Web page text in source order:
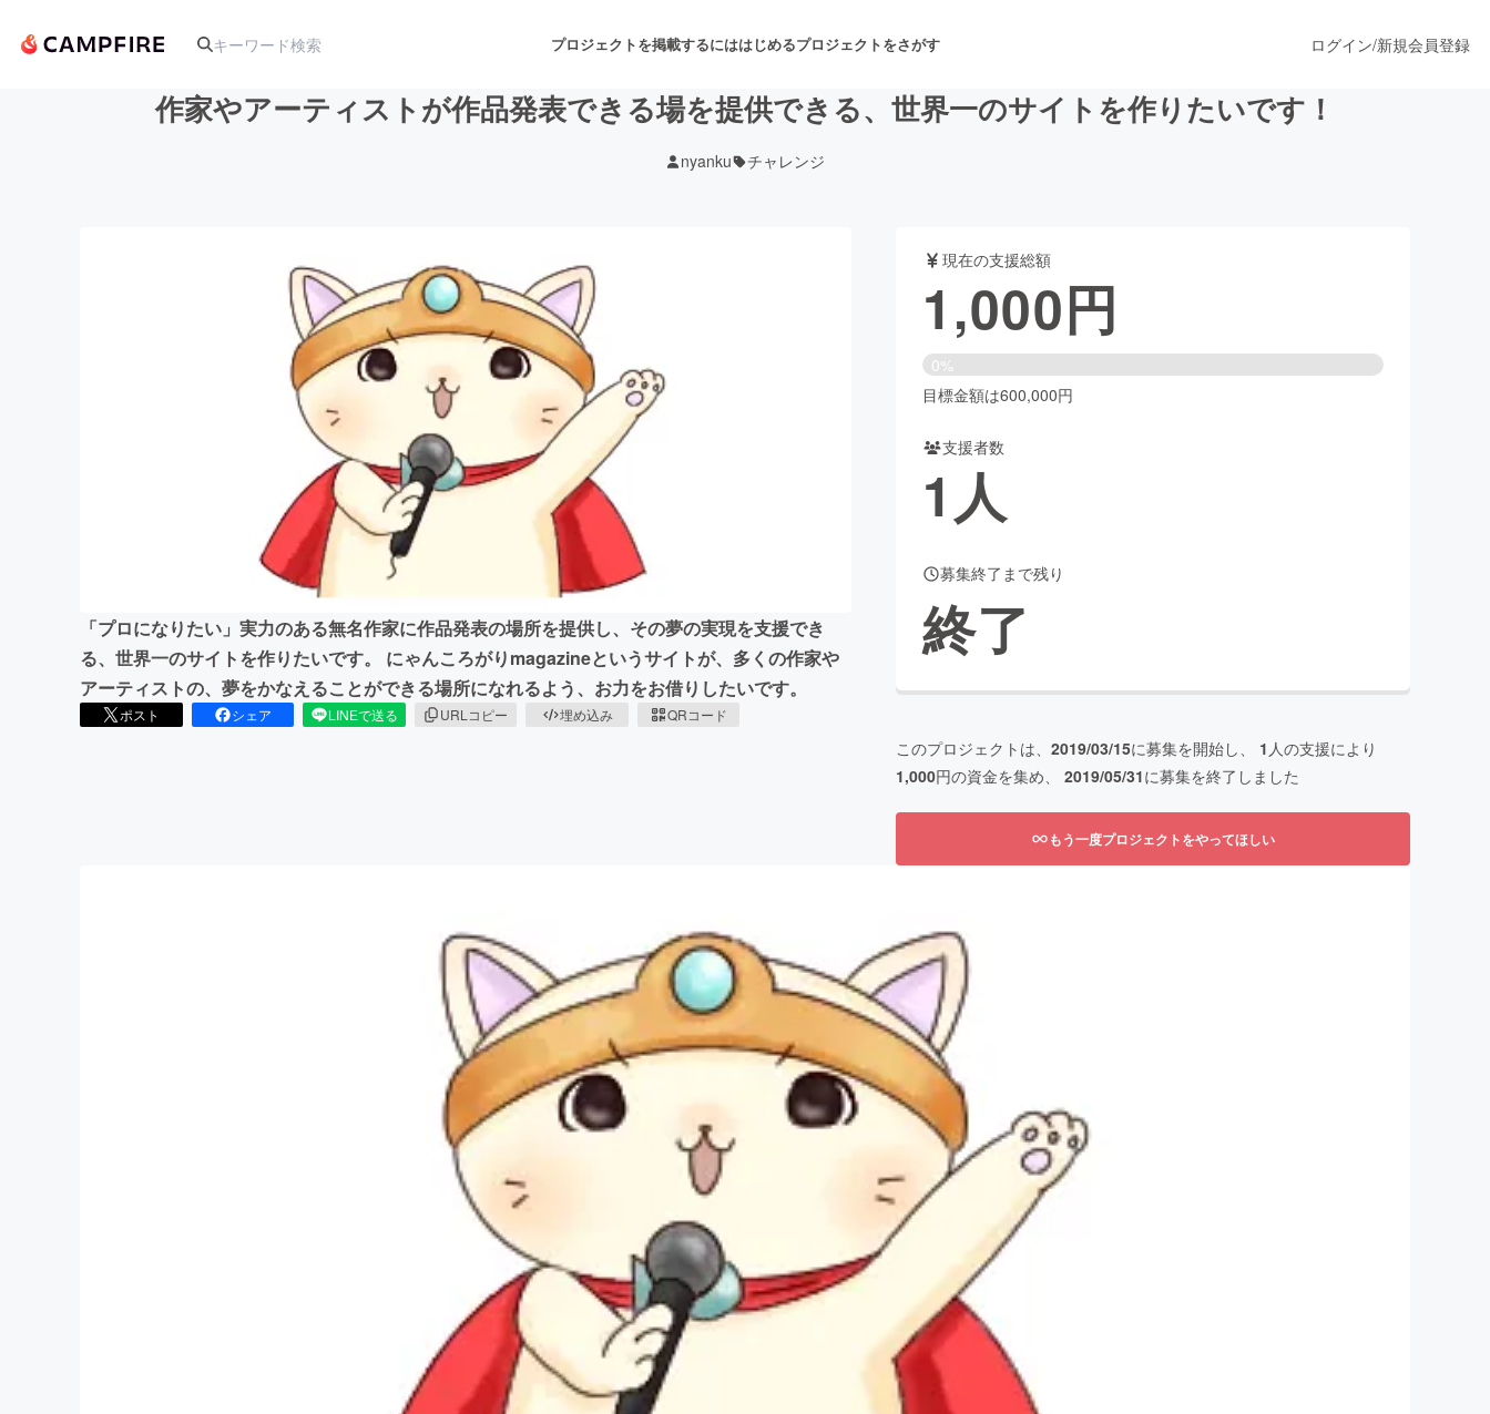
プロジェクトを掲載するにははじめるプロジェクトをさがす
アート・写真 音楽 舞台・パフォーマンス
テクノロジー・ガジェット ゲーム・サービス開発
映像・映画 書籍・雑誌出版
ビジネス・起業 チャレンジ ビューティー・ヘルスケア
まちづくり・地域活性化
CAMPFIRE for Social Good
CAMPFIREふるさと納税 machi-yaコミュニティ
ログイン/新規会員登録
作家やアーティストが作品発表できる場を提供できる、世界一のサイトを作りたいです！
nyanku チャレンジ
「プロになりたい」実力のある無名作家に作品発表の場所を提供し、その夢の実現を支援でき
る、世界一のサイトを作りたいです。 にゃんころがりmagazineというサイトが、多くの作家や
アーティストの、夢をかなえることができる場所になれるよう、お力をお借りしたいです。
ポスト シェア LINEで送る URLコピー 埋め込み QRコード
現在の支援総額
1,000円
0%
目標金額は600,000円
支援者数
1人
募集終了まで残り
終了
このプロジェクトは、 2019/03/15に募集を開始し、 1 人の支援により
1,000円の資金を集め、 2019/05/31に募集を終了しました
もう一度プロジェクトをやってほしい